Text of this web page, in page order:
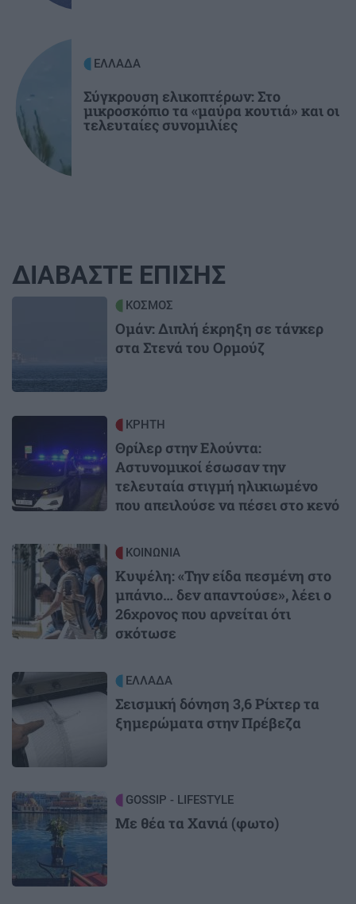
ΕΛΛΑΔΑ
Σύγκρουση ελικοπτέρων: Στο
μικροσκόπιο τα «μαύρα κουτιά» και οι
τελευταίες συνομιλίες
ΔΙΑΒΑΣΤΕ ΕΠΙΣΗΣ
ΚΟΣΜΟΣ
Ομάν: Διπλή έκρηξη σε τάνκερ
στα Στενά του Ορμούζ
ΚΡΗΤΗ
Θρίλερ στην Ελούντα:
Αστυνομικοί έσωσαν την
τελευταία στιγμή ηλικιωμένο
που απειλούσε να πέσει στο κενό
Image ΚΟΙΝΩΝΙΑ
Κυψέλη: «Την είδα πεσμένη στο
μπάνιο… δεν απαντούσε», λέει ο
26χρονος που αρνείται ότι
σκότωσε
Image ΕΛΛΑΔΑ
Σεισμική δόνηση 3,6 Ρίχτερ τα
ξημερώματα στην Πρέβεζα
Image GOSSIP - LIFESTYLE
Με θέα τα Χανιά (φωτο)